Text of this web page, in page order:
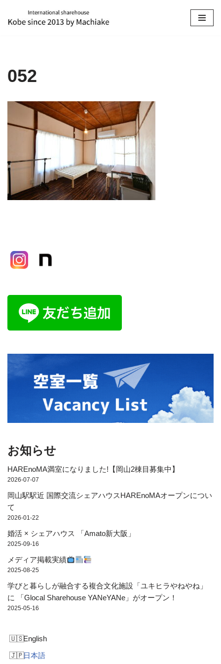
コ
ツ
ッ
052
お知らせ
HAREnoMA満室になりました!【岡山2棟目募集中】
2026-07-07
岡山駅駅近 国際交流シェアハウスHAREnoMAオープンについ
て
2026-01-22
婚活 × シェアハウス 「Amato新大阪」
2025-09-16
メディア掲載実績
2025-08-25
学びと暮らしが融合する複合文化施設「ユキヒラやねやね」
に 「Glocal Sharehouse YANeYANe」がオープン！
2025-05-16
English
日本語